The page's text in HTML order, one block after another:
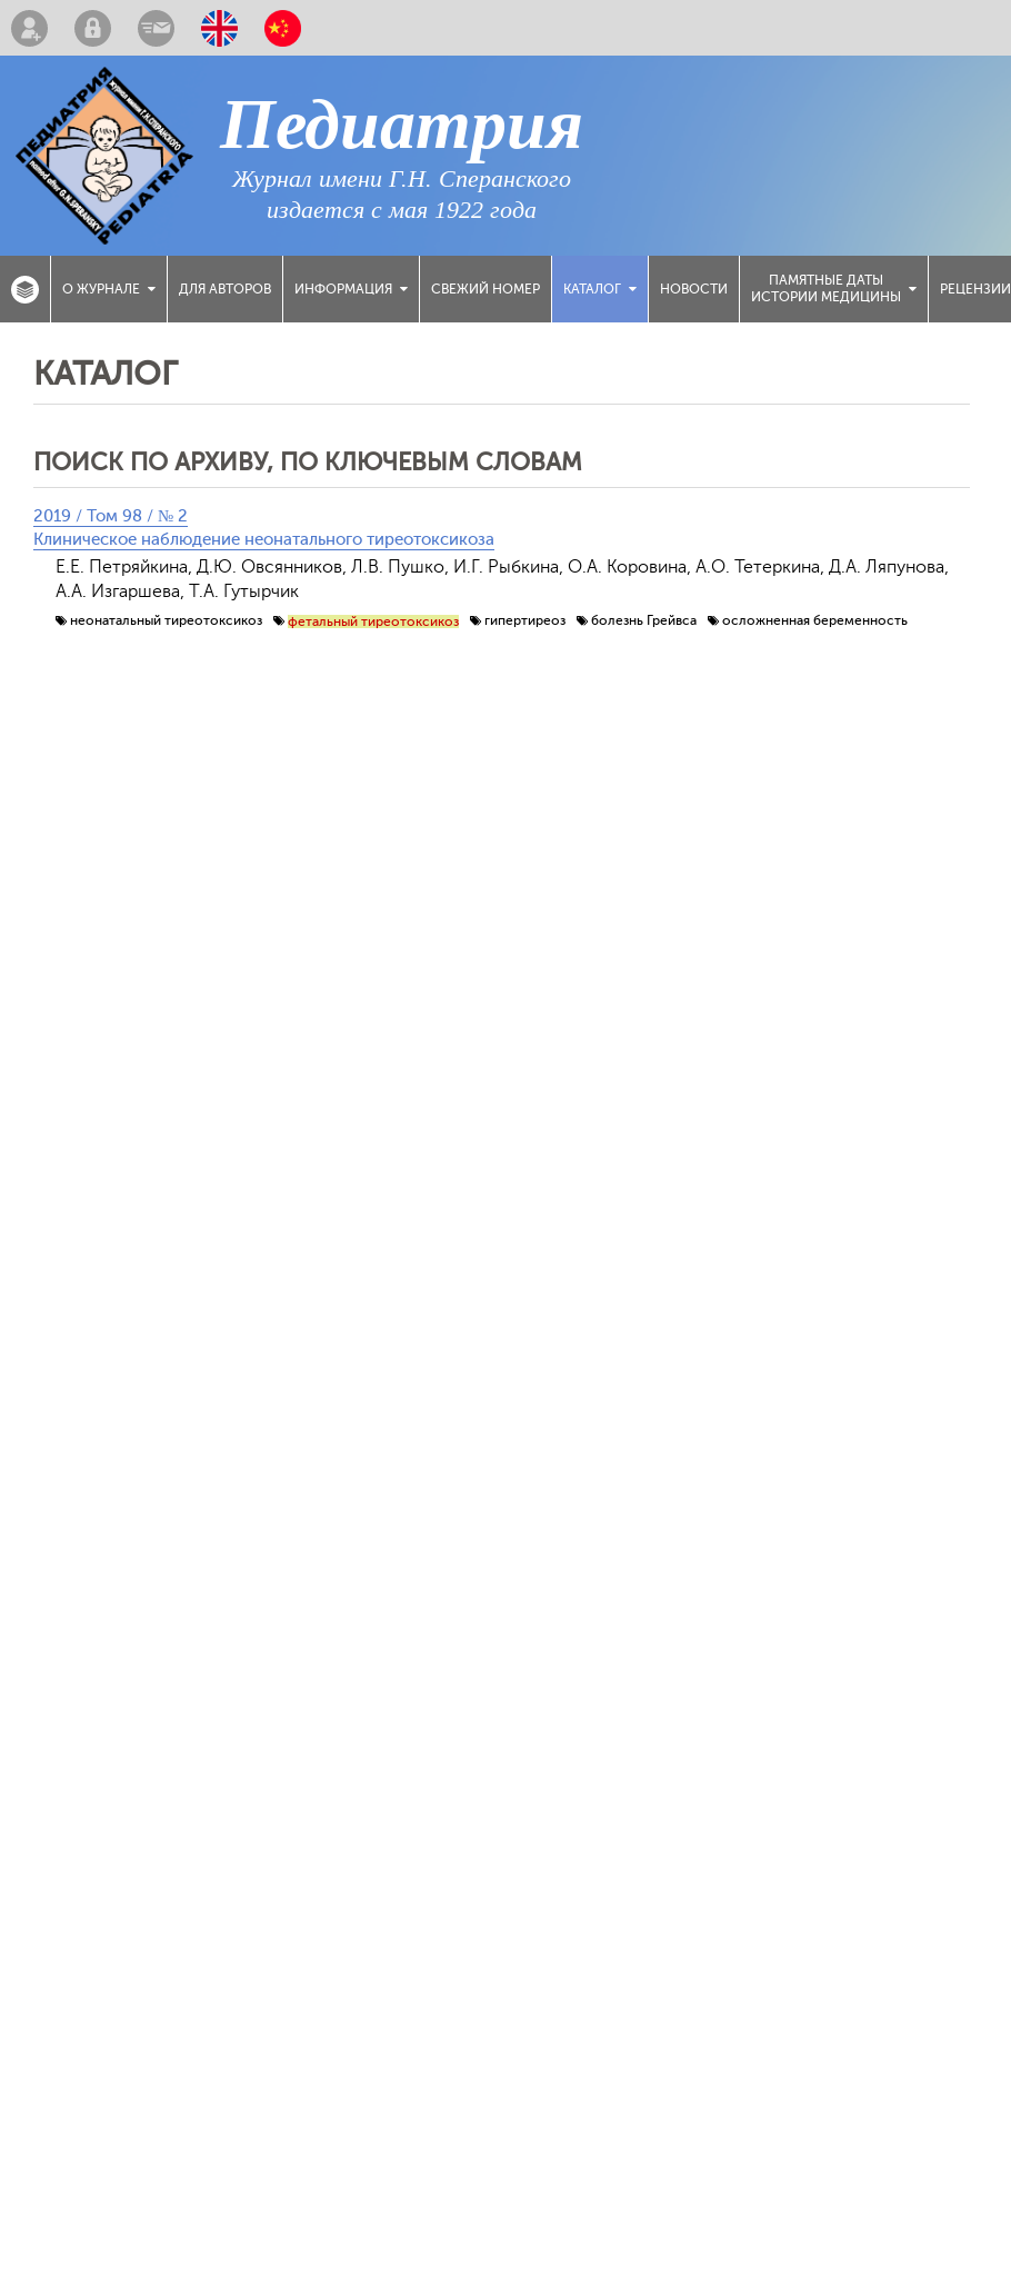
Педиатрия
Журнал имени Г.Н. Сперанского
издается с мая 1922 года
О ЖУРНАЛЕ ДЛЯ АВТОРОВ ИНФОРМАЦИЯ СВЕЖИЙ НОМЕР КАТАЛОГ НОВОСТИ
ПАМЯТНЫЕ ДАТЫ
ИСТОРИИ МЕДИЦИНЫ
РЕЦЕНЗИИ
КАТАЛОГ
ПОИСК ПО АРХИВУ, ПО КЛЮЧЕВЫМ СЛОВАМ
2019 / Том 98 / № 2
Клиническое наблюдение неонатального тиреотоксикоза
Е.Е. Петряйкина, Д.Ю. Овсянников, Л.В. Пушко, И.Г. Рыбкина, О.А. Коровина, А.О. Тетеркина, Д.А. Ляпунова,
А.А. Изгаршева, Т.А. Гутырчик
неонатальный тиреотоксикоз фетальный тиреотоксикоз гипертиреоз болезнь Грейвса осложненная беременность